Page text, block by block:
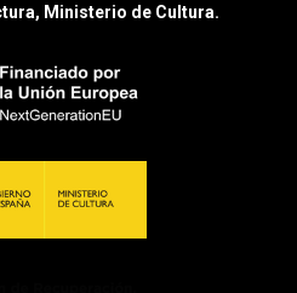
Ministerio de Cultura.